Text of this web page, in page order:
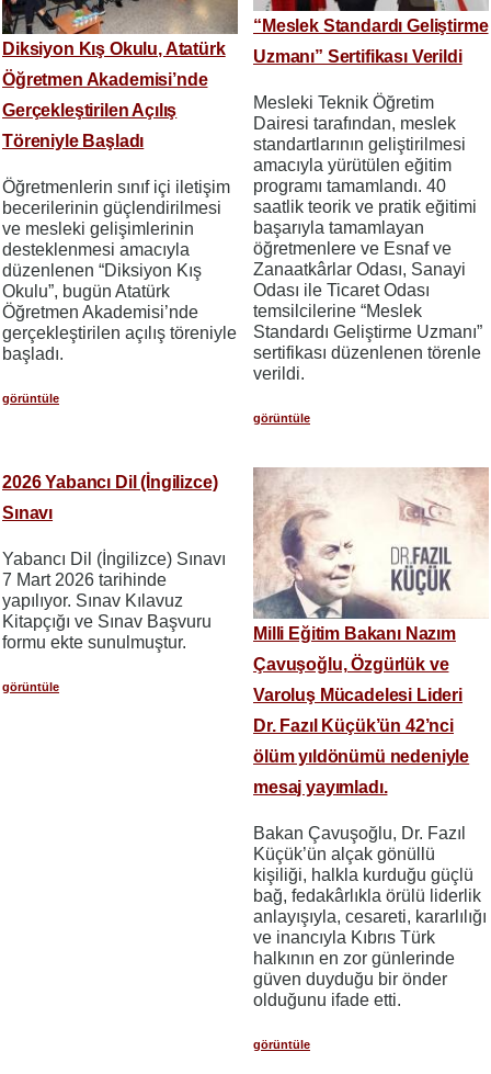
Diksiyon Kış Okulu, Atatürk
Öğretmen Akademisi’nde
Gerçekleştirilen Açılış
Töreniyle Başladı
Öğretmenlerin sınıf içi iletişim
becerilerinin güçlendirilmesi
ve mesleki gelişimlerinin
desteklenmesi amacıyla
düzenlenen “Diksiyon Kış
Okulu”, bugün Atatürk
Öğretmen Akademisi’nde
gerçekleştirilen açılış töreniyle
başladı.
görüntüle
“Meslek Standardı Geliştirme
Uzmanı” Sertifikası Verildi
Mesleki Teknik Öğretim
Dairesi tarafından, meslek
standartlarının geliştirilmesi
amacıyla yürütülen eğitim
programı tamamlandı. 40
saatlik teorik ve pratik eğitimi
başarıyla tamamlayan
öğretmenlere ve Esnaf ve
Zanaatkârlar Odası, Sanayi
Odası ile Ticaret Odası
temsilcilerine “Meslek
Standardı Geliştirme Uzmanı”
sertifikası düzenlenen törenle
verildi.
görüntüle
2026 Yabancı Dil (İngilizce)
Sınavı
Yabancı Dil (İngilizce) Sınavı
7 Mart 2026 tarihinde
yapılıyor. Sınav Kılavuz
Kitapçığı ve Sınav Başvuru
formu ekte sunulmuştur.
görüntüle
Milli Eğitim Bakanı Nazım
Çavuşoğlu, Özgürlük ve
Varoluş Mücadelesi Lideri
Dr. Fazıl Küçük’ün 42’nci
ölüm yıldönümü nedeniyle
mesaj yayımladı.
Bakan Çavuşoğlu, Dr. Fazıl
Küçük’ün alçak gönüllü
kişiliği, halkla kurduğu güçlü
bağ, fedakârlıkla örülü liderlik
anlayışıyla, cesareti, kararlılığı
ve inancıyla Kıbrıs Türk
halkının en zor günlerinde
güven duyduğu bir önder
olduğunu ifade etti.
görüntüle